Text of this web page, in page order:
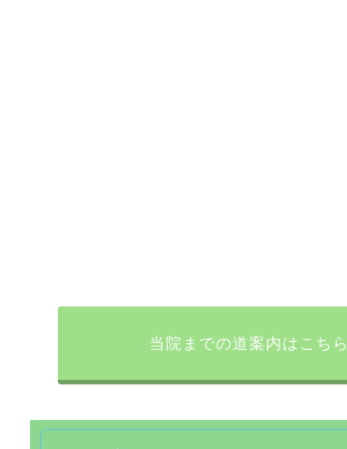
当院までの道案内はこちら